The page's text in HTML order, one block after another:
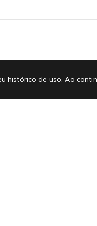
histórico de uso. Ao